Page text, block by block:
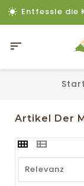
Entfessle die

Artikel Der
Relevanz